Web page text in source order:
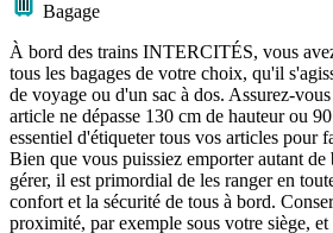
Bagage
À bord des trains INTERCITÉS, vous
tous les bagages de votre choix, qu'il
de voyage ou d'un sac à dos. Assurez-
article ne dépasse 130 cm de hauteur ou
essentiel d'étiqueter tous vos articles pour
Bien que vous puissiez emporter autant de
gérer, il est primordial de les ranger en
confort et la sécurité de tous à bord.
proximité, par exemple sous votre siège,